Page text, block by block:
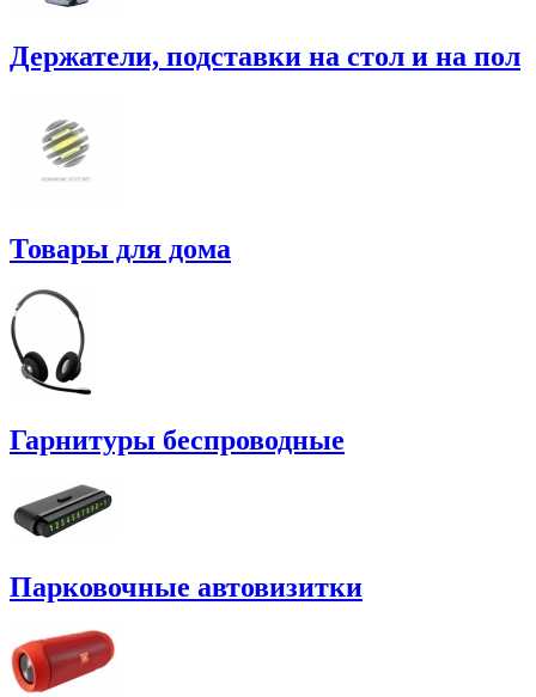
Держатели, подставки на стол и на пол
Товары для дома
Гарнитуры беспроводные
Парковочные автовизитки